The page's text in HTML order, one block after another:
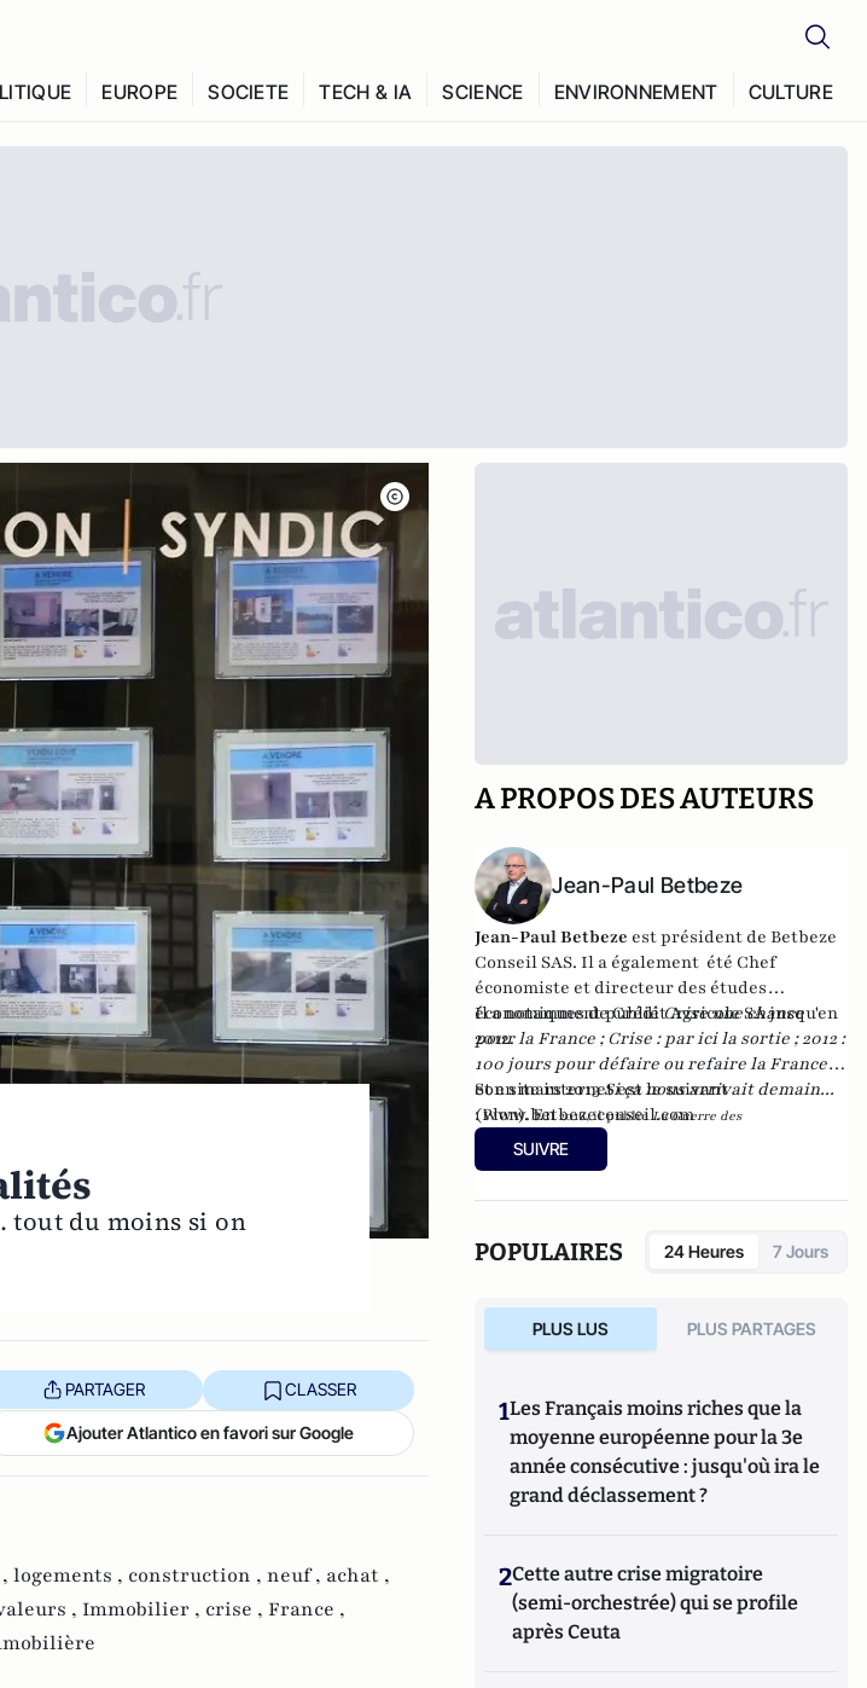
EUROPE SOCIETE TECH & IA SCIENCE ENVIRONNEMENT CULTURE
tout du moins si on
PARTAGER CLASSER
Ajouter Atlantico en favori sur Google
logements , construction , neuf , achat ,
, Immobilier , crise , France ,
A PROPOS DES AUTEURS
Jean-Paul Betbeze
Jean-Paul Betbeze est président de Betbeze
Conseil SAS. Il a également été Chef
économiste et directeur des études
économiques de Crédit Agricole SA jusqu'en
2012.
Il a notamment publiéCrise une chance
pour la France ;Crise : par ici la sortie ;2012 :
100 jours pour défaire ou refaire la France,
et en mars 2013Si ça nous arrivait demain...
(Plon). En2016, il publieLa Guerre des
Mondialisations
France, ce malade imaginaire" chez le même
Son site internet est le suivant
:www.betbezeconseil.com
SUIVRE
POPULAIRES 24 Heures 7 Jours
PLUS LUS PLUS PARTAGES
1Les Français moins riches que la
moyenne européenne pour la 3e
année consécutive : jusqu'où ira le
grand déclassement ?
2Cette autre crise migratoire
(semi-orchestrée) qui se profile
après Ceuta